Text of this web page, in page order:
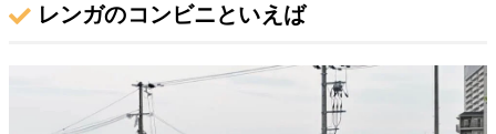
レンガのコンビニといえば